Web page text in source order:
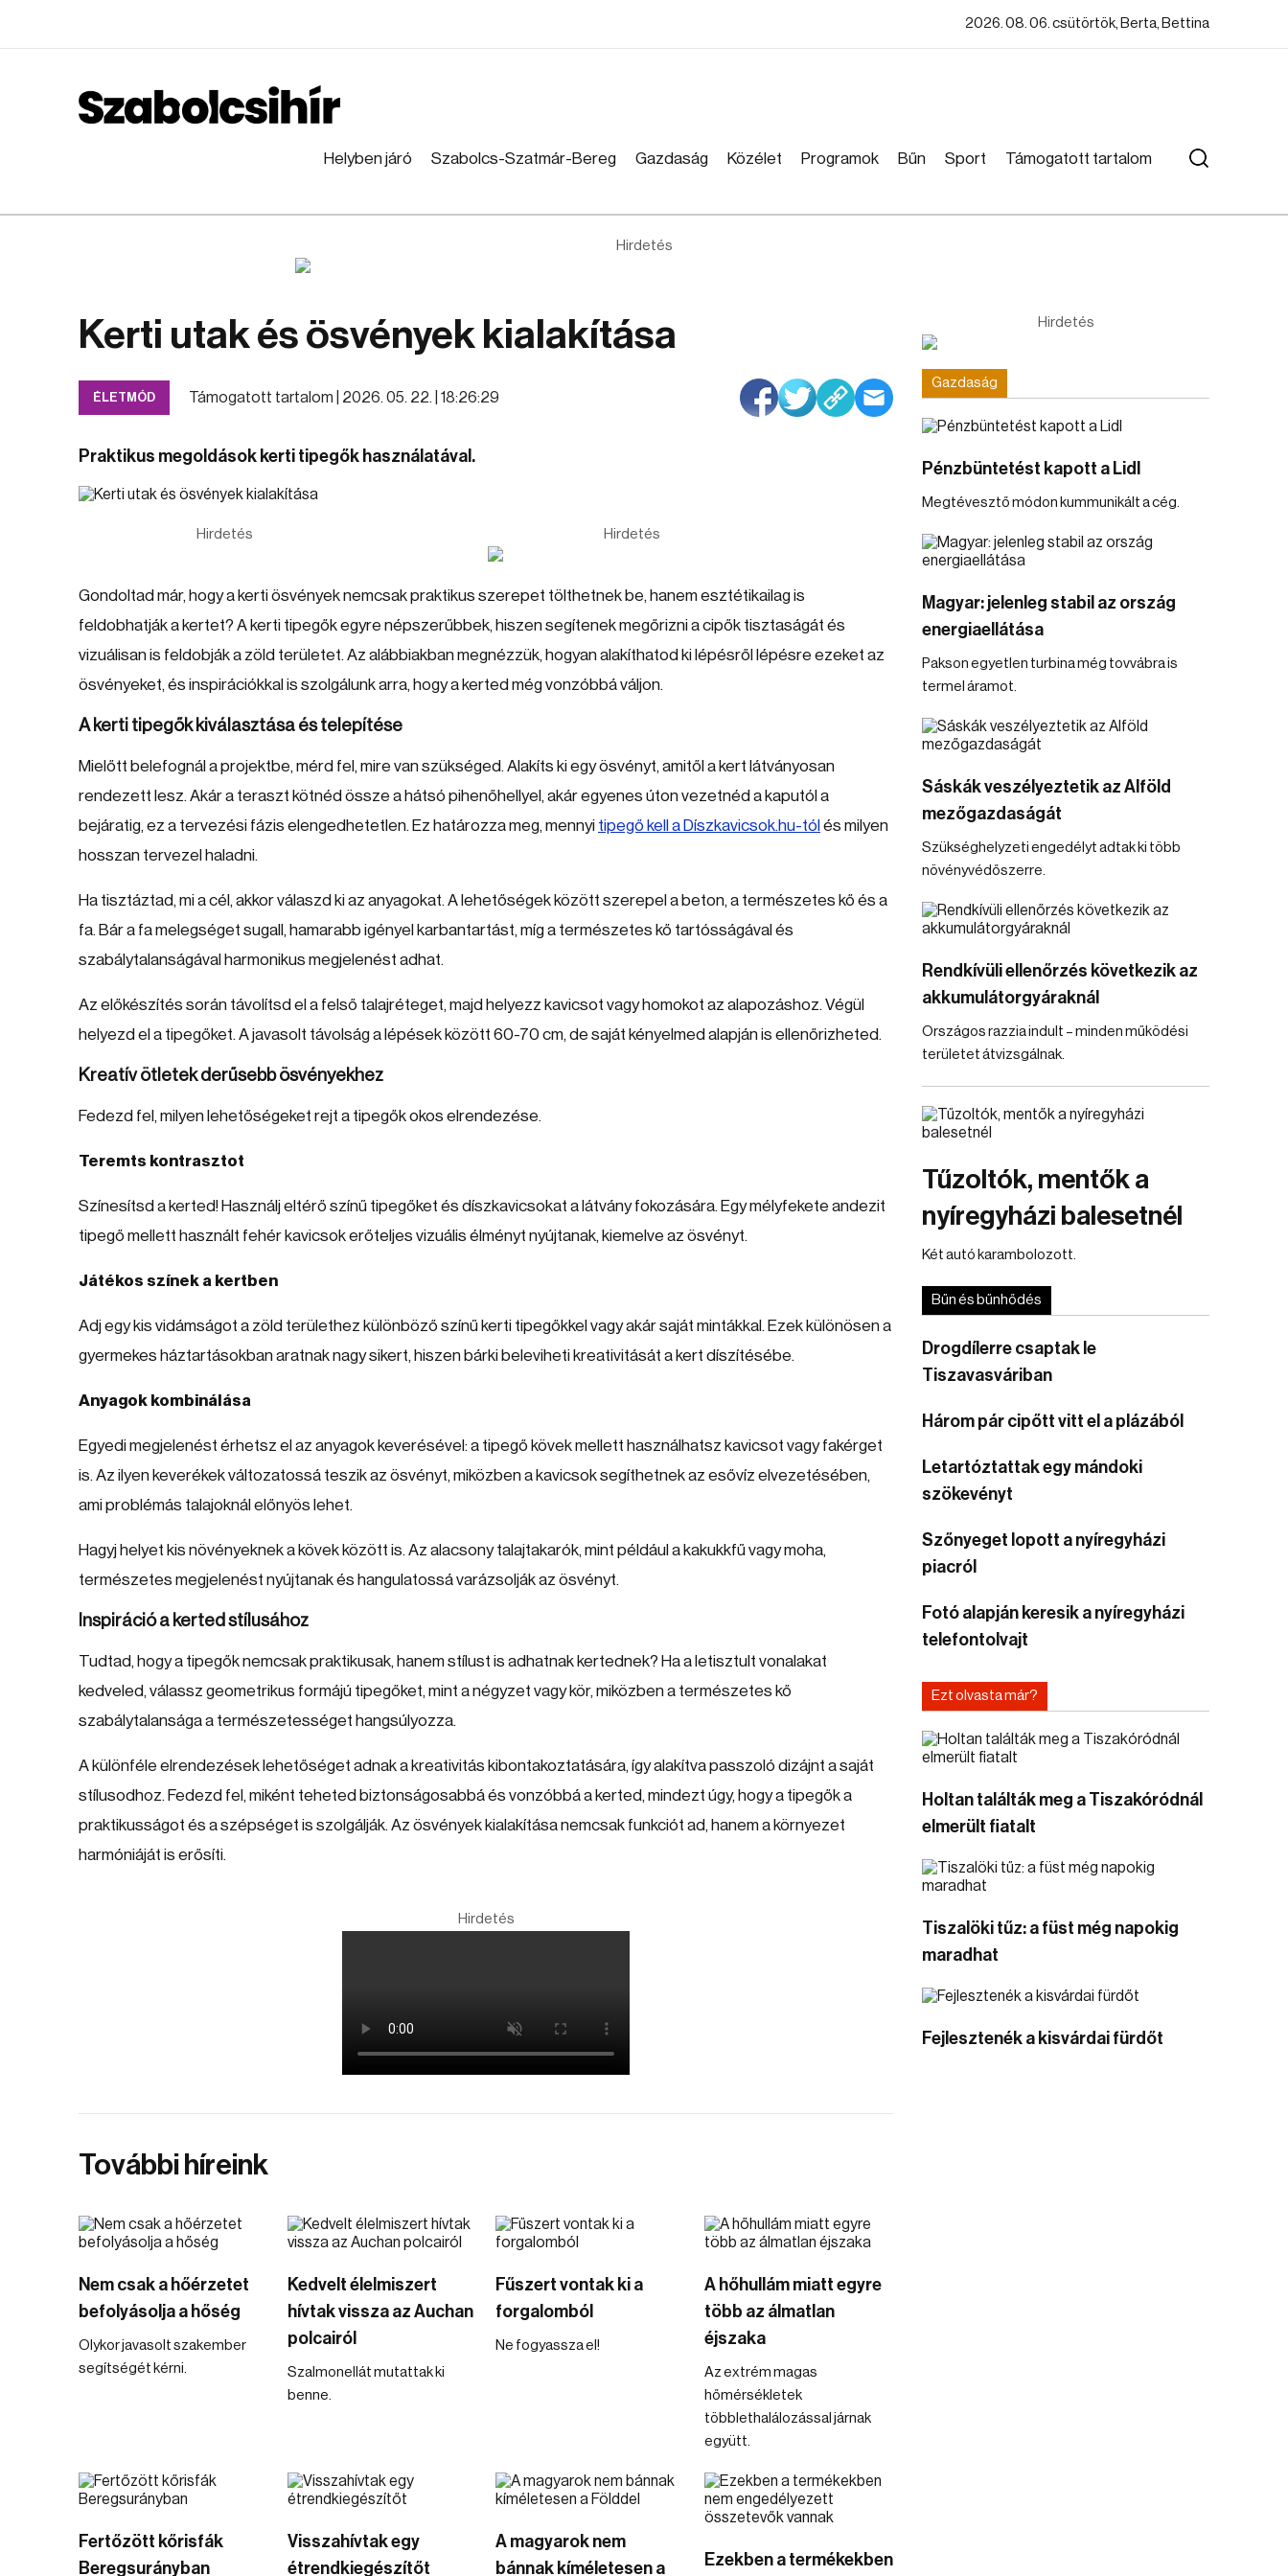
2026. 08. 06. csütörtök, Berta, Bettina
Helyben járó Szabolcs-Szatmár-Bereg Gazdaság Közélet Programok Bűn Sport Támogatott tartalom
Hirdetés
Kerti utak és ösvények kialakítása
ÉLETMÓD Támogatott tartalom | 2026. 05. 22. | 18:26:29
Praktikus megoldások kerti tipegők használatával.
Hirdetés Hirdetés
Gondoltad már, hogy a kerti ösvények nemcsak praktikus szerepet tölthetnek be, hanem esztétikailag is
feldobhatják a kertet? A kerti tipegők egyre népszerűbbek, hiszen segítenek megőrizni a cipők tisztaságát és
vizuálisan is feldobják a zöld területet. Az alábbiakban megnézzük, hogyan alakíthatod ki lépésről lépésre ezeket az
ösvényeket, és inspirációkkal is szolgálunk arra, hogy a kerted még vonzóbbá váljon.
A kerti tipegők kiválasztása és telepítése
Mielőtt belefognál a projektbe, mérd fel, mire van szükséged. Alakíts ki egy ösvényt, amitől a kert látványosan
rendezett lesz. Akár a teraszt kötnéd össze a hátsó pihenőhellyel, akár egyenes úton vezetnéd a kaputól a
bejáratig, ez a tervezési fázis elengedhetetlen. Ez határozza meg, mennyi tipegő kell a Díszkavicsok.hu-tól és milyen
hosszan tervezel haladni.
Ha tisztáztad, mi a cél, akkor válaszd ki az anyagokat. A lehetőségek között szerepel a beton, a természetes kő és a
fa. Bár a fa melegséget sugall, hamarabb igényel karbantartást, míg a természetes kő tartósságával és
szabálytalanságával harmonikus megjelenést adhat.
Az előkészítés során távolítsd el a felső talajréteget, majd helyezz kavicsot vagy homokot az alapozáshoz. Végül
helyezd el a tipegőket. A javasolt távolság a lépések között 60-70 cm, de saját kényelmed alapján is ellenőrizheted.
Kreatív ötletek derűsebb ösvényekhez
Fedezd fel, milyen lehetőségeket rejt a tipegők okos elrendezése.
Teremts kontrasztot
Színesítsd a kerted! Használj eltérő színű tipegőket és díszkavicsokat a látvány fokozására. Egy mélyfekete andezit
tipegő mellett használt fehér kavicsok erőteljes vizuális élményt nyújtanak, kiemelve az ösvényt.
Játékos színek a kertben
Adj egy kis vidámságot a zöld területhez különböző színű kerti tipegőkkel vagy akár saját mintákkal. Ezek különösen a
gyermekes háztartásokban aratnak nagy sikert, hiszen bárki beleviheti kreativitását a kert díszítésébe.
Anyagok kombinálása
Egyedi megjelenést érhetsz el az anyagok keverésével: a tipegő kövek mellett használhatsz kavicsot vagy fakérget
is. Az ilyen keverékek változatossá teszik az ösvényt, miközben a kavicsok segíthetnek az esővíz elvezetésében,
ami problémás talajoknál előnyös lehet.
Hagyj helyet kis növényeknek a kövek között is. Az alacsony talajtakarók, mint például a kakukkfű vagy moha,
természetes megjelenést nyújtanak és hangulatossá varázsolják az ösvényt.
Inspiráció a kerted stílusához
Tudtad, hogy a tipegők nemcsak praktikusak, hanem stílust is adhatnak kertednek? Ha a letisztult vonalakat
kedveled, válassz geometrikus formájú tipegőket, mint a négyzet vagy kör, miközben a természetes kő
szabálytalansága a természetességet hangsúlyozza.
A különféle elrendezések lehetőséget adnak a kreativitás kibontakoztatására, így alakítva passzoló dizájnt a saját
stílusodhoz. Fedezd fel, miként teheted biztonságosabbá és vonzóbbá a kerted, mindezt úgy, hogy a tipegők a
praktikusságot és a szépséget is szolgálják. Az ösvények kialakítása nemcsak funkciót ad, hanem a környezet
harmóniáját is erősíti.
Hirdetés
További híreink
Nem csak a hőérzetet
befolyásolja a hőség
Olykor javasolt szakember
segítségét kérni.
Kedvelt élelmiszert
hívtak vissza az Auchan
polcairól
Szalmonellát mutattak ki
benne.
Fűszert vontak ki a
forgalomból
Ne fogyassza el!
A hőhullám miatt egyre
több az álmatlan
éjszaka
Az extrém magas
hőmérsékletek
többlethalálozással járnak
együtt.
Fertőzött kőrisfák
Beregsurányban
Visszahívtak egy
étrendkiegészítőt
A magyarok nem
bánnak kíméletesen a
Ezekben a termékekben
Hirdetés
Gazdaság
Pénzbüntetést kapott a Lidl
Megtévesztő módon kummunikált a cég.
Magyar: jelenleg stabil az ország
energiaellátása
Pakson egyetlen turbina még tovvábra is
termel áramot.
Sáskák veszélyeztetik az Alföld
mezőgazdaságát
Szükséghelyzeti engedélyt adtak ki több
növényvédőszerre.
Rendkívüli ellenőrzés következik az
akkumulátorgyáraknál
Országos razzia indult – minden működési
területet átvizsgálnak.
Tűzoltók, mentők a
nyíregyházi balesetnél
Két autó karambolozott.
Bűn és bűnhődés
Drogdílerre csaptak le
Tiszavasváriban
Három pár cipőtt vitt el a plázából
Letartóztattak egy mándoki
szökevényt
Szőnyeget lopott a nyíregyházi
piacról
Fotó alapján keresik a nyíregyházi
telefontolvajt
Ezt olvasta már?
Holtan találták meg a Tiszakóródnál
elmerült fiatalt
Tiszalöki tűz: a füst még napokig
maradhat
Fejlesztenék a kisvárdai fürdőt